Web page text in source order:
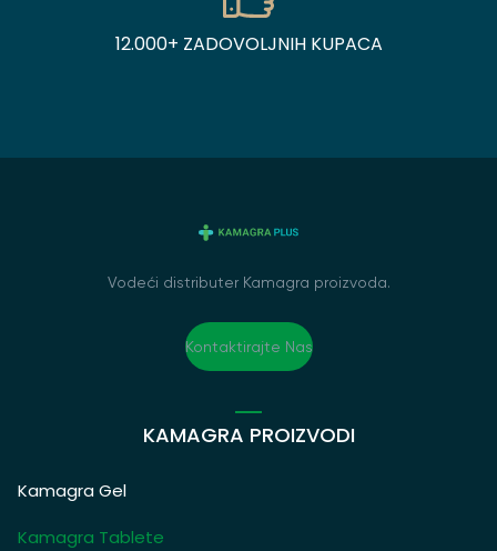
12.000+ ZADOVOLJNIH KUPACA
Vodeći distributer Kamagra proizvoda.
Kontaktirajte Nas
KAMAGRA PROIZVODI
Kamagra Gel
Kamagra Tablete